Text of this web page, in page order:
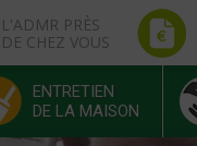
L'ADMR PRÈS
DE CHEZ VOUS
ENTRETIEN
DE LA MAISON